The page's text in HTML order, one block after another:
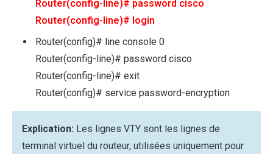
Router(config-line)# password cisco
Router(config-line)# login
Router(config)# line console 0
Router(config-line)# password cisco
Router(config-line)# exit
Router(config)# service password-encryption
Explication: Les lignes VTY sont les lignes de
terminal virtuel du routeur, utilisées uniquement pour